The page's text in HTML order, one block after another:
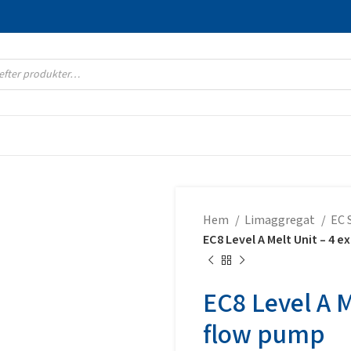
Hem Limaggregat
EC
EC8 Level A Melt Unit – 4
EC8 Level
flow pump